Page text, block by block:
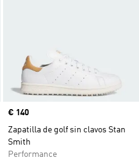
Precio
€ 140
Zapatilla de golf sin clavos Stan
Smith
Performance